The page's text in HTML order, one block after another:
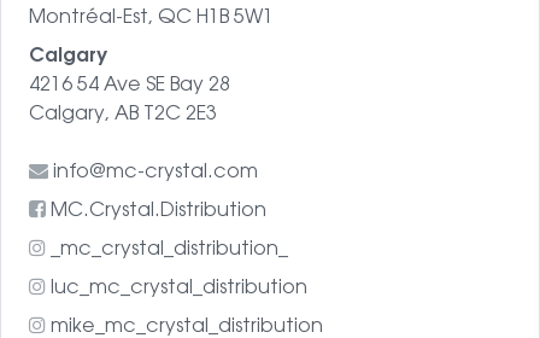
Montréal-Est, QC H1B 5W1
Calgary
4216 54 Ave SE Bay 28
Calgary, AB T2C 2E3
info@mc-crystal.com
MC.Crystal.Distribution
_mc_crystal_distribution_
luc_mc_crystal_distribution
mike_mc_crystal_distribution